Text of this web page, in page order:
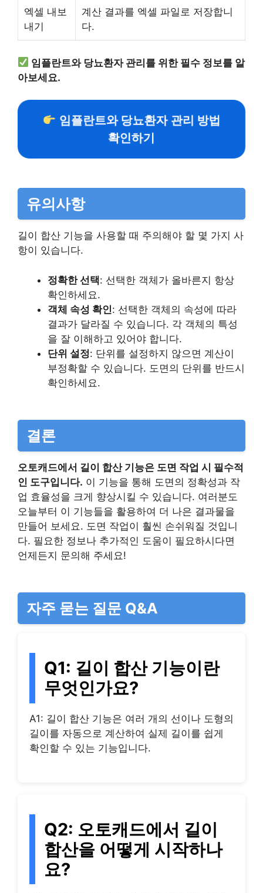
엑셀 내보
내기
계산 결과를 엑셀 파일로 저장합니
다.
임플란트와 당뇨환자 관리를 위한 필수 정보를 알
아보세요.
임플란트와 당뇨환자 관리 방법
확인하기
유의사항
길이 합산 기능을 사용할 때 주의해야 할 몇 가지 사
항이 있습니다.
정확한 선택: 선택한 객체가 올바른지 항상
확인하세요.
객체 속성 확인: 선택한 객체의 속성에 따라
결과가 달라질 수 있습니다. 각 객체의 특성
을 잘 이해하고 있어야 합니다.
단위 설정: 단위를 설정하지 않으면 계산이
부정확할 수 있습니다. 도면의 단위를 반드시
확인하세요.
결론
오토캐드에서 길이 합산 기능은 도면 작업 시 필수적
인 도구입니다. 이 기능을 통해 도면의 정확성과 작
업 효율성을 크게 향상시킬 수 있습니다. 여러분도
오늘부터 이 기능들을 활용하여 더 나은 결과물을
만들어 보세요. 도면 작업이 훨씬 손쉬워질 것입니
다. 필요한 정보나 추가적인 도움이 필요하시다면
언제든지 문의해 주세요!
자주 묻는 질문 Q&A
Q1: 길이 합산 기능이란
무엇인가요?
A1: 길이 합산 기능은 여러 개의 선이나 도형의
길이를 자동으로 계산하여 실제 길이를 쉽게
확인할 수 있는 기능입니다.
Q2: 오토캐드에서 길이
합산을 어떻게 시작하나
요?